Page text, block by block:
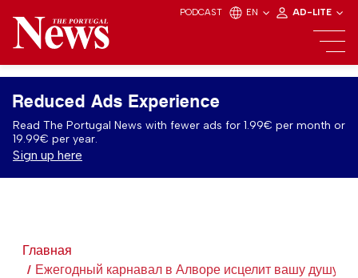
PODCAST EN AD-LITE
Reduced Ads Experience
Read The Portugal News with fewer ads for 1.99€ per month or
19.99€ per year.
Sign up here
Главная
Ежегодный карнавал в Алворе исцелит вашу душу